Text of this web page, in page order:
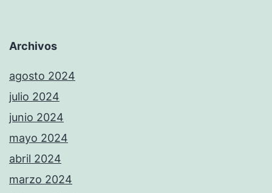
Archivos
agosto 2024
julio 2024
junio 2024
mayo 2024
abril 2024
marzo 2024